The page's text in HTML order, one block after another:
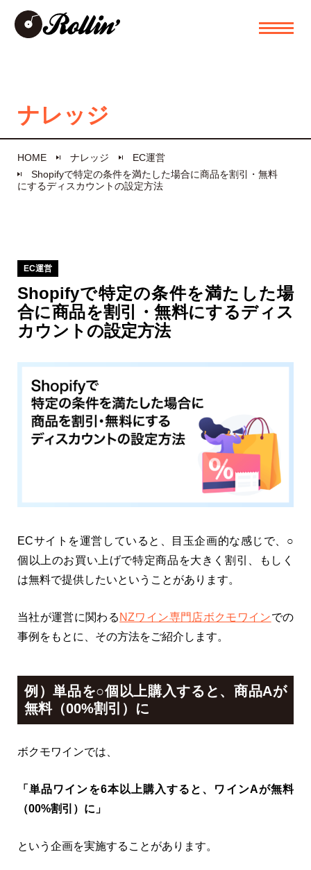
ナレッジ
HOME ナレッジ
EC運営
Shopifyで特定の条件を満たした場合に商品を割引・無料
にするディスカウントの設定方法
EC運営
Shopifyで特定の条件を満たした場
合に商品を割引・無料にするディス
カウントの設定方法
ECサイトを運営していると、目玉企画的な感じで、○
個以上のお買い上げで特定商品を大きく割引、もしく
は無料で提供したいということがあります。
当社が運営に関わる NZワイン専門店ボクモワインでの
事例をもとに、その方法をご紹介します。
例）単品を○個以上購入すると、商品Aが
無料（00%割引）に
ボクモワインでは、
「単品ワインを6本以上購入すると、ワインAが無料
（00%割引）に」
という企画を実施することがあります。